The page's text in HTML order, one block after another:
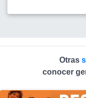
Otras
conocer